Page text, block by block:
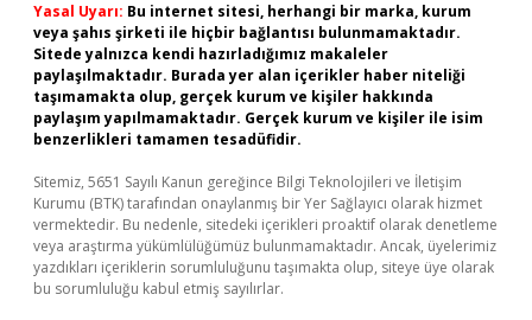
Yasal Uyarı: Bu internet sitesi, herhangi bir marka, kurum
veya şahıs şirketi ile hiçbir bağlantısı bulunmamaktadır.
Sitede yalnızca kendi hazırladığımız makaleler
paylaşılmaktadır. Burada yer alan içerikler haber niteliği
taşımamakta olup, gerçek kurum ve kişiler hakkında
paylaşım yapılmamaktadır. Gerçek kurum ve kişiler ile isim
benzerlikleri tamamen tesadüfidir.
Sitemiz, 5651 Sayılı Kanun gereğince Bilgi Teknolojileri ve İletişim
Kurumu (BTK) tarafından onaylanmış bir Yer Sağlayıcı olarak hizmet
vermektedir. Bu nedenle, sitedeki içerikleri proaktif olarak denetleme
veya araştırma yükümlülüğümüz bulunmamaktadır. Ancak, üyelerimiz
yazdıkları içeriklerin sorumluluğunu taşımakta olup, siteye üye olarak
bu sorumluluğu kabul etmiş sayılırlar.